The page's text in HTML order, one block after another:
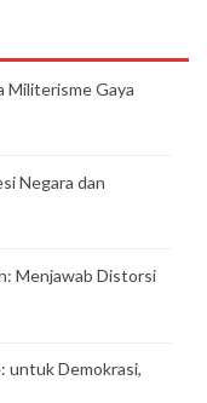
Militerisme Gaya
Negara dan
Menjawab Distorsi
untuk Demokrasi,